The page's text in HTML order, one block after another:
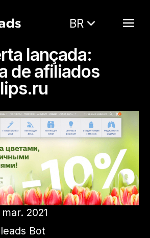
BR
lançada:
de afiliados
2021
Bot